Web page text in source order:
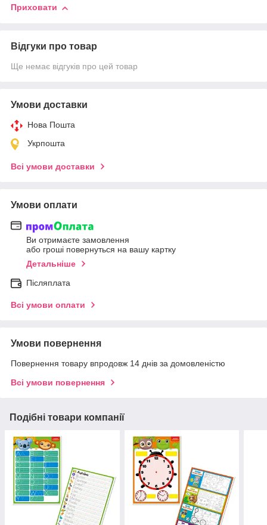
Приховати
Відгуки про товар
Ще немає відгуків про цей товар
Умови доставки
Нова Пошта
Укрпошта
Всі умови доставки
Умови оплати
Ви отримаєте замовлення
або гроші повернуться на вашу картку
Детальніше
Післяплата
Всі умови оплати
Умови повернення
Повернення товару впродовж 14 днів за домовленістю
Всі умови повернення
Подібні товари компанії